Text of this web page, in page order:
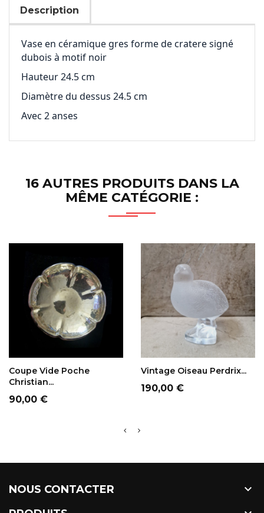
Description
Vase en céramique gres forme de cratere signé
dubois à motif noir
Hauteur 24.5 cm
Diamètre du dessus 24.5 cm
Avec 2 anses
16 AUTRES PRODUITS DANS LA
MÊME CATÉGORIE :
AJOUT AU PANIER
Coupe Vide Poche
Christian...
Prix
90,00 €
AJOUT AU PANIER
Vintage Oiseau Perdrix...
Prix
190,00 €
NOUS CONTACTER 